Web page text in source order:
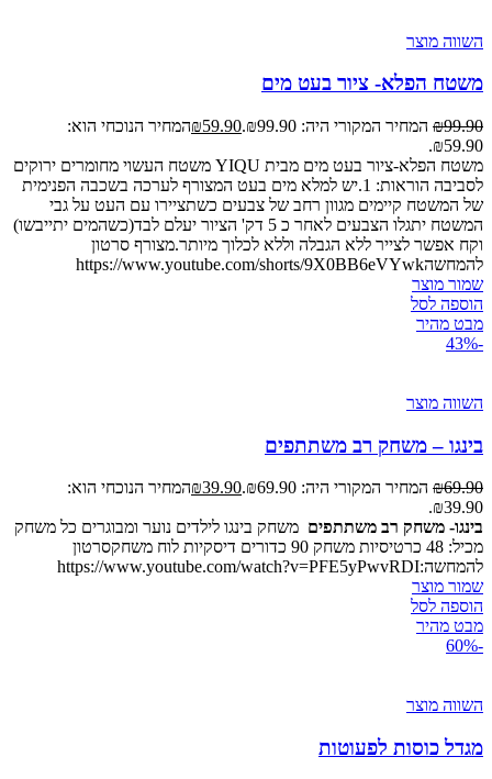
השווה מוצר
משטח הפלא- ציור בעט מים
₪99.90 המחיר המקורי היה: ₪99.90. ₪59.90
המחיר הנוכחי הוא:
₪59.90.
משטח הפלא-ציור בעט מים מבית YIQU משטח העשוי מחומרים ירוקים
לסביבה הוראות: 1.יש למלא מים בעט המצורף לערכה בשכבה הפנימית
של המשטח קיימים מגוון רחב של צבעים כשתציירו עם העט על גבי
המשטח יתגלו הצבעים לאחר כ 5 דק' הציור יעלם לבד(כשהמים יתייבשו)
וקח אפשר לצייר ללא הגבלה וללא לכלוך מיותר.מצורף סרטון
להמחשהhttps://www.youtube.com/shorts/9X0BB6eVYwk
שמור מוצר
הוספה לסל
מבט מהיר
-43%
השווה מוצר
בינגו – משחק רב משתתפים
₪69.90 המחיר המקורי היה: ₪69.90. ₪39.90
המחיר הנוכחי הוא:
₪39.90.
בינגו- משחק רב משתתפים משחק בינגו לילדים נוער ומבוגרים כל משחק
מכיל: 48 כרטיסיות משחק 90 כדורים דיסקיות לוח משחקסרטון
להמחשה:https://www.youtube.com/watch?v=PFE5yPwvRDI
שמור מוצר
הוספה לסל
מבט מהיר
-60%
השווה מוצר
מגדל כוסות לפעוטות